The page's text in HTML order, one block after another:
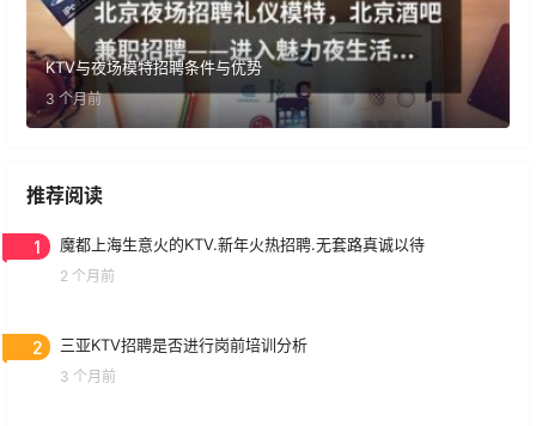
KTV与夜场模特招聘条件与优势
3 个月前
推荐阅读
1 魔都上海生意火的KTV.新年火热招聘.无套路真诚以待
2 个月前
2 三亚KTV招聘是否进行岗前培训分析
3 个月前